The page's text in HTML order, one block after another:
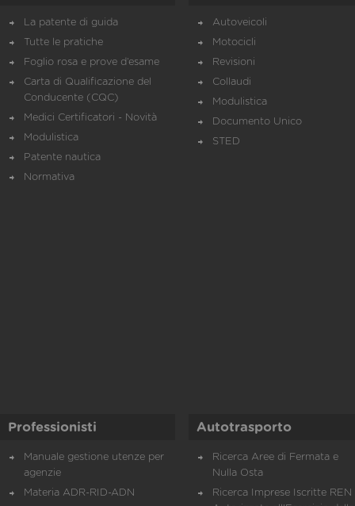
La patente di guida
Tutte le pratiche
Foglio rosa e prove d’esame
Carta di Qualificazione del
Conducente (CQC)
Medici Certificatori - Novità
Modulistica
Patente nautica
Normativa
Autoveicoli
Motocicli
Revisioni
Collaudi
Modulistica
Documento Unico
STED
Professionisti
Manuale gestione utenze per
agenzie
Materia ADR-RID-ADN
Autotrasporto
Ricerca Aree di Fermata e
Nulla Osta
Ricerca Imprese Iscritte REN